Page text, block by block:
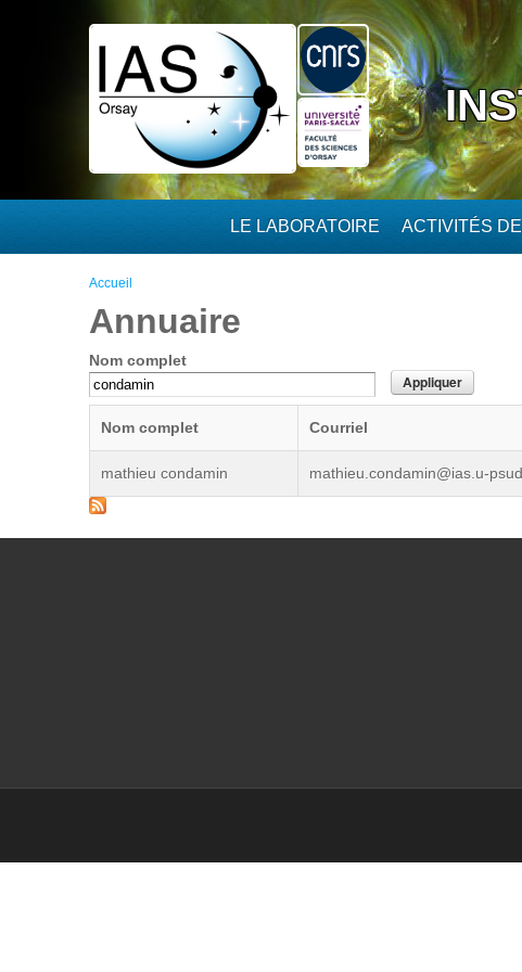
Aller au contenu principal
LE LABORATOIRE ACTIVITÉS
Vous êtes ici
Accueil
Annuaire
Nom complet
Nom complet Courriel
mathieu condamin mathieu.condamin@ias.u-